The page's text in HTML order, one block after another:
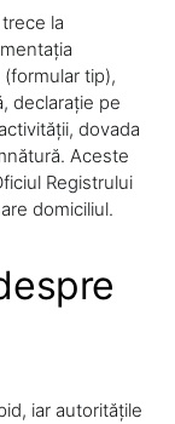
la
tip),
declarație pe
dovada
Aceste
Registrului
domiciliul.
iar autoritățile